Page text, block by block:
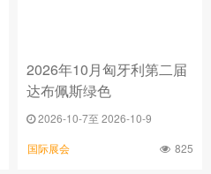
2026年10月匈牙利第二届
达布佩斯绿色
2026-10-7至 2026-10-9
国际展会 825